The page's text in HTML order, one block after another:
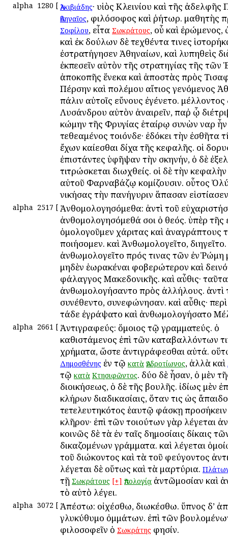
alpha 1280 [ Ἀλκιβιάδης· υἱὸς Κλεινίου καὶ τῆς ἀδελφῆς
Ἀθηναῖος, φιλόσοφος καὶ ῥήτωρ. μαθητὴς
Σοφίλου, εἶτα Σωκράτους, οὗ καὶ ἐρώμενος,
καὶ ἐκ δούλων δὲ τεχθέντα τινες
ἐστρατήγησεν Ἀθηναίων, καὶ λυπηθεὶς
ἐκπεσεῖν αὐτὸν τῆς στρατηγίας τῆς τῶν
ἀποκοπῆς ἕνεκα καὶ ἀποστὰς πρὸς
Πέρσην καὶ πολέμου αἴτιος γενόμενος
πάλιν αὐτοῖς εὔνους ἐγένετο. μέλλοντος
Λυσάνδρου αὐτὸν ἀναιρεῖν, παῤ ᾧ
κώμην τῆς Φρυγίας ἑταίρῳ συνὼν ὄναρ ἦν
τεθεαμένος τοιόνδε· ἐδόκει τὴν ἐσθῆτα
ἔχων καίεσθαι δίχα τῆς κεφαλῆς. οἱ
ἐπιστάντες ὑφῆψαν τὴν σκηνήν, ὁ δὲ
τιτρώσκεται διωχθείς. οἱ δὲ τὴν
αὐτοῦ Φαρναβάζῳ κομίζουσιν. οὗτος
νικήσας τὴν πανήγυριν ἅπασαν
alpha 2517 [ Ἀνθομολογησόμεθα: ἀντὶ τοῦ
ἀνθομολογησόμεθά σοι ὁ θεός. ὑπὲρ τῆς
ὁμολογοῦμεν χάριτας καὶ ἀναγράπτους
ποιήσομεν. καὶ Ἀνθωμολογεῖτο,
ἀνθωμολογεῖτο πρός τινας τῶν ἐν Ῥώμη
μηδὲν ἑωρακέναι φοβερώτερον καὶ
φάλαγγος Μακεδονικῆς. καὶ αὖθις·
ἀνθωμολογήσαντο πρὸς ἀλλήλους. ἀντὶ
συνέθεντο, συνεφώνησαν. καὶ αὖθις·
τάδε ἐγράψατο καὶ ἀνθωμολογήσατο
alpha 2661 [ Ἀντιγραφεύς: ὅμοιος τῷ γραμματεύς. ὁ
καθιστάμενος ἐπὶ τῶν καταβαλλόντων
χρήματα, ὥστε ἀντιγράφεσθαι αὐτά.
Δημοσθένης ἐν τῷ κατὰ Ἀνδροτίωνος, ἀλλὰ καὶ
τῷ κατὰ Kτησιφῶντος. δύο δὲ ἦσαν, ὁ μὲν
διοικήσεως, ὁ δὲ τῆς βουλῆς. ἰδίως μὲν
κλήρων διαδικασίαις, ὅταν τις ὡς
τετελευτηκότος ἑαυτῷ φάσκῃ
κλῆρον· ἐπὶ τῶν τοιούτων γὰρ λέγεται
κοινῶς δὲ τὰ ἐν ταῖς δημοσίαις δίκαις
δικαζομένων γράμματα. καὶ λέγεται
τοῦ διώκοντος καὶ τὰ τοῦ φεύγοντος
λέγεται δὲ οὕτως καὶ τὰ μαρτύρια.
τῇ Σωκράτους [+] Ἀπολογίᾳ ἀντῶμοσίαν καὶ
τὸ αὐτὸ λέγει.
alpha 3072 [ Ἀπέστω: οἰχέσθω, διωκέσθω. ὕπνος δ’
γλυκύθυμο ὀμμάτων. ἐπὶ τῶν
φιλοσοφεῖν ὁ Σωκράτης φησίν.